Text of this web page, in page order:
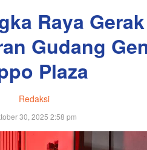
Raya
Gudang
Plaza
Redaksi
30, 2025 2:58 pm